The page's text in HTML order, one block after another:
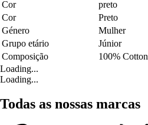
Cor
preto
Cor
Preto
Género
Mulher
Grupo etário
Júnior
Composição
100% Cotton
Loading...
Loading...
Todas as nossas marcas